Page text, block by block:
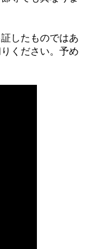
したものではあ
ください。予め